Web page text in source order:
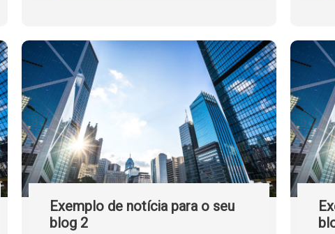
Exemplo de notícia para o seu
blog 2